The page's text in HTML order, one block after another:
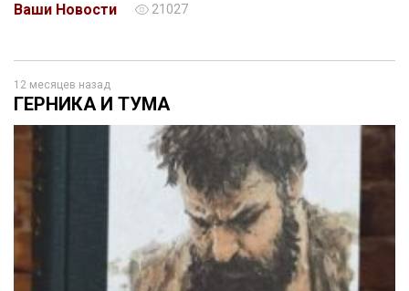
Ваши Новости
21027
12 месяцев назад
ГЕРНИКА И ТУМА